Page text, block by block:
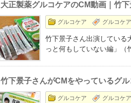
大正製薬グルコケアのCM動画｜竹
グルコケア グルコケ
竹下景子さん出演している
っと何もしていない編」
竹下景子さんがCMをやっているグ
グルコケア グルコケ